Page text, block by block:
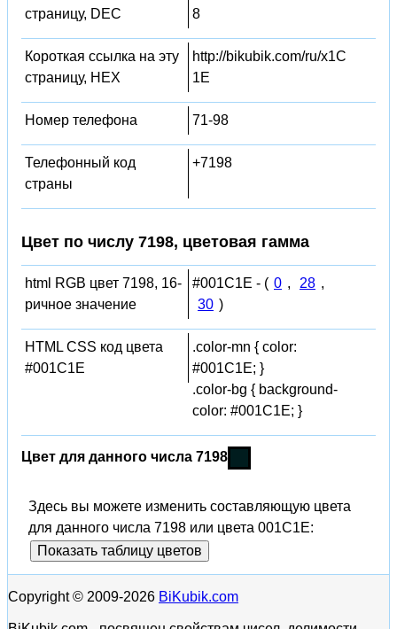
страницу, DEC
8
Короткая ссылка на эту
страницу, HEX
http://bikubik.com/ru/x1C
1E
Номер телефона 71-98
Телефонный код
страны
+7198
Цвет по числу 7198, цветовая гамма
html RGB цвет 7198, 16-
ричное значение
#001C1E - ( 0 , 28 ,
30 )
HTML CSS код цвета
#001C1E
.color-mn { color:
#001C1E; }
.color-bg { background-
color: #001C1E; }
Цвет для данного числа 7198
Здесь вы можете изменить составляющую цвета
для данного числа 7198 или цвета 001C1E:
Показать таблицу цветов
Copyright © 2009-2026 BiKubik.com